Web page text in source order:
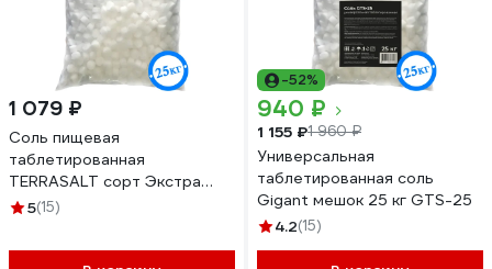
1 079 ₽
Соль пищевая
таблетированная
TERRASALT сорт Экстра
25кг., Варница, для
умягчения и подготовки
5(15)
-52%
940 ₽
1 155 ₽1 960 ₽
Универсальная
таблетированная соль
Gigant мешок 25 кг GTS-25
4.2(15)